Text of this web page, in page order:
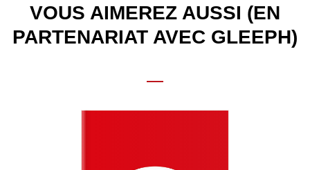
VOUS AIMEREZ AUSSI (EN
PARTENARIAT AVEC GLEEPH)